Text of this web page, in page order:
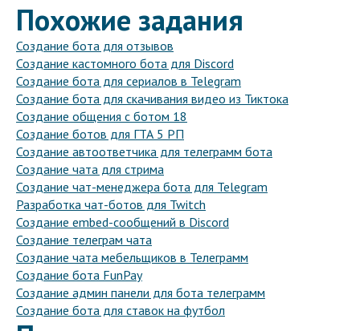
Похожие задания
Создание бота для отзывов
Создание кастомного бота для Discord
Создание бота для сериалов в Telegram
Создание бота для скачивания видео из Тиктока
Создание общения с ботом 18
Создание ботов для ГТА 5 РП
Создание автоответчика для телеграмм бота
Создание чата для стрима
Создание чат-менеджера бота для Telegram
Разработка чат-ботов для Twitch
Создание embed-сообщений в Discord
Создание телеграм чата
Создание чата мебельщиков в Телеграмм
Создание бота FunPay
Создание админ панели для бота телеграмм
Создание бота для ставок на футбол